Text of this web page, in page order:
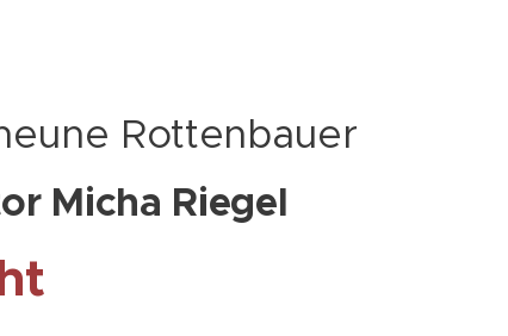
Rottenbauer
Micha Riegel